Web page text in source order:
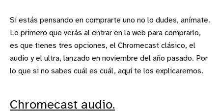
Si estás pensando en comprarte uno no lo dudes, anímate.
Lo primero que verás al entrar en la web para comprarlo,
es que tienes tres opciones, el Chromecast clásico, el
audio y el ultra, lanzado en noviembre del año pasado. Por
lo que si no sabes cuál es cuál, aquí te los explicaremos.
Chromecast audio.